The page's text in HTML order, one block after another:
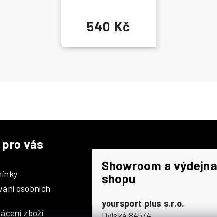
540 Kč
vás
osobních
zboží
Showroom a
shopu
yoursport plus s.r.o.